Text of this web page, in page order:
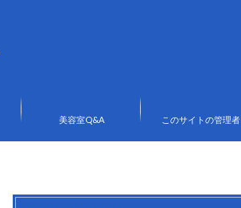
美容室Q&A このサイトの管理者